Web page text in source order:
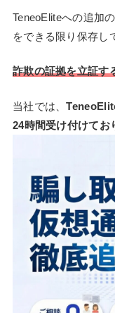
TeneoEliteへの追加
をできる限り保存し
詐欺の証拠を立証す
当社では、
24時間受け付けてお